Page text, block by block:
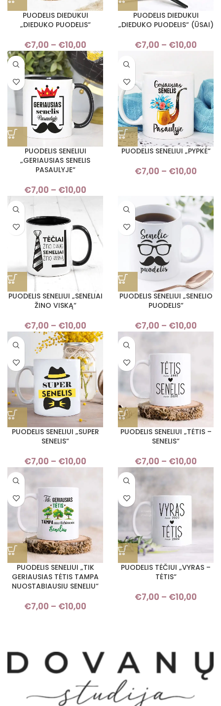
PUODELIS DIEDUKUI
„DIEDUKO PUODELIS“
€7,00 – €10,00
range:
€7,00
through
€10,00
PUODELIS DIEDUKUI
„DIEDUKO PUODELIS“ (ŪSAI)
€7,00 – €10,00
PUODELIS SENELIUI
„GERIAUSIAS SENELIS
PASAULYJE“
€7,00 – €10,00
through
€10,00
PUODELIS SENELIUI „PYPKĖ“
€7,00 – €10,00
PUODELIS SENELIUI „SENELIAI
ŽINO VISKĄ“
€7,00 – €10,00
range:
€7,00
through
€10,00
PUODELIS SENELIUI „SENELIO
PUODELIS“
€7,00 – €10,00
PUODELIS SENELIUI „SUPER
SENELIS“
€7,00 – €10,00
PUODELIS SENELIUI „TĖTIS –
SENELIS“
€7,00 – €10,00
PUODELIS SENELIUI „TIK
GERIAUSIAS TĖTIS TAMPA
NUOSTABIAUSIU SENELIU“
€7,00 – €10,00
€10,00
PUODELIS TĖČIUI „VYRAS –
TĖTIS“
€7,00 – €10,00